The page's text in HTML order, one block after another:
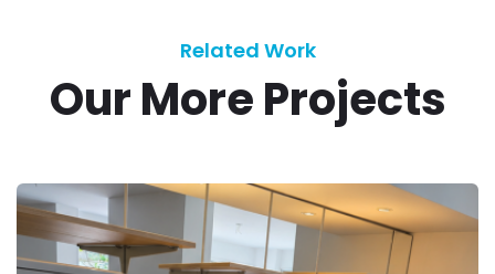
Related Work
Our More Projects